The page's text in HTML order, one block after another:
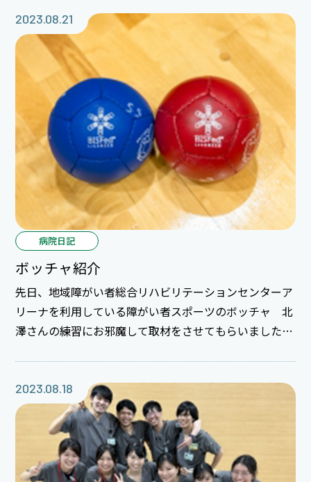
2023.08.21
病院日記
ボッチャ紹介
先日、地域障がい者総合リハビリテーションセンターア
リーナを利用している障がい者スポーツのボッチャ 北
澤さんの練習にお邪魔して取材をさせてもらいました♪
でなかなか難しく奥深いスポーツだなと感じさせられま
した。皆さんも一度体験してみてはいかがですか？ 詳
しくはこちら☆
2023.08.18